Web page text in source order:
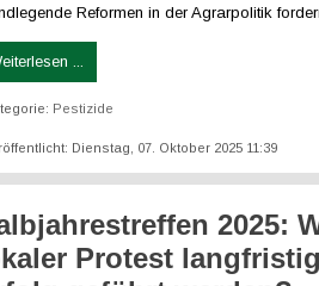
Reformen in der Agrarpolitik
...
Pestizide
Dienstag, 07. Oktober 2025 11:39
2025:
Protest